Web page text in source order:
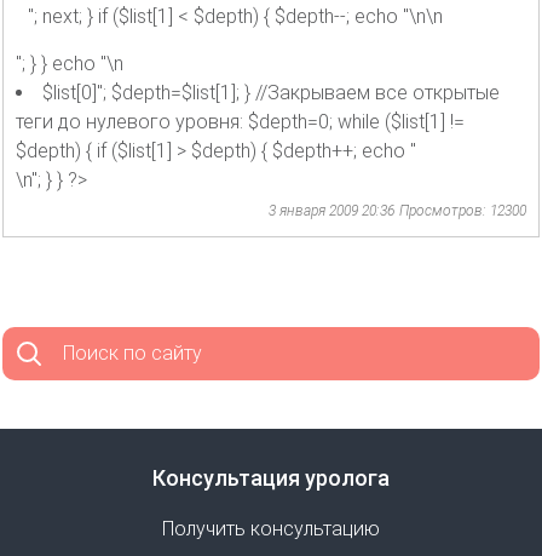
"; next; } if ($list[1] < $depth) { $depth--; echo "\n\n
"; } } echo "\n
$list[0]"; $depth=$list[1]; } //Закрываем все открытые
теги до нулевого уровня: $depth=0; while ($list[1] !=
$depth) { if ($list[1] > $depth) { $depth++; echo "
\n"; } } ?>
3 января 2009 20:36 Просмотров: 12300
Поиск по сайту
Консультация уролога
Получить консультацию